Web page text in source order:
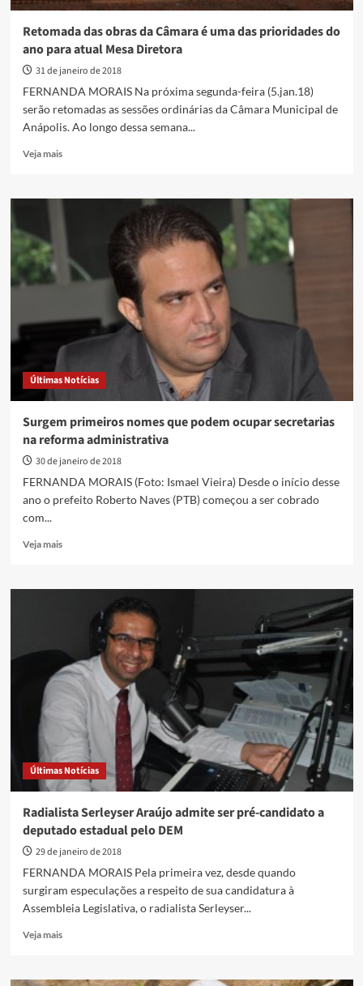
Retomada das obras da Câmara é uma das prioridades do
ano para atual Mesa Diretora
31 de janeiro de 2018
FERNANDA MORAIS Na próxima segunda-feira (5.jan.18)
serão retomadas as sessões ordinárias da Câmara Municipal de
Anápolis. Ao longo dessa semana...
Veja maisRead
Retomada
Câmara
prioridades
ano
atual
Últimas Notícias
Surgem primeiros nomes que podem ocupar secretarias
na reforma administrativa
30 de janeiro de 2018
FERNANDA MORAIS (Foto: Ismael Vieira) Desde o início desse
ano o prefeito Roberto Naves (PTB) começou a ser cobrado
com...
Veja maisRead
Surgem
podem
ocupar
secretarias
na
reforma
administrativa
Últimas Notícias
Radialista Serleyser Araújo admite ser pré-candidato a
deputado estadual pelo DEM
29 de janeiro de 2018
FERNANDA MORAIS Pela primeira vez, desde quando
surgiram especulações a respeito de sua candidatura à
Assembleia Legislativa, o radialista Serleyser...
Veja maisRead
Radialista